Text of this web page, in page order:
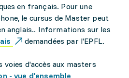
en français. Pour une
le cursus de Master peut
anglais.. Informations sur les
demandées par l'EPFL.
d'accès aux masters
- vue d'ensemble